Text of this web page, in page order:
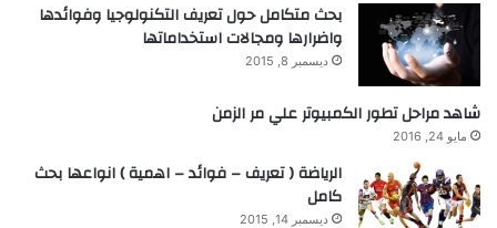
بحث متكامل حول تعريف التكنولوجيا وفوائدها
واضرارها ومجالات استخداماتها
ديسمبر 8, 2015
شاهد مراحل تطور الكمبيوتر علي مر الزمن
مايو 24, 2016
الرياضة ( تعريف – فوائد – اهمية ) انواعها بحث
كامل
ديسمبر 14, 2015